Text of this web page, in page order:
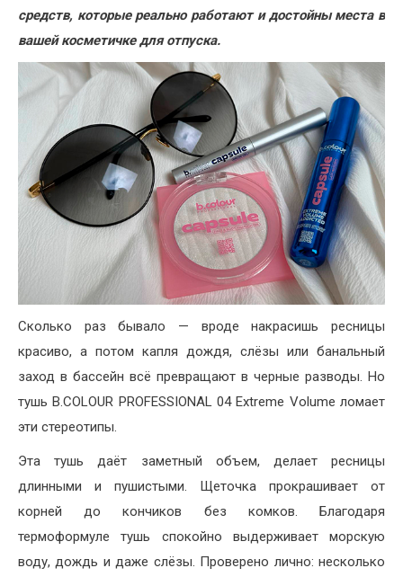
Недвижимость
средств, которые реально работают и достойны места в
вашей косметичке для отпуска.
Сколько раз бывало — вроде накрасишь ресницы
красиво, а потом капля дождя, слёзы или банальный
заход в бассейн всё превращают в черные разводы. Но
тушь B.COLOUR PROFESSIONAL 04 Extreme Volume ломает
эти стереотипы.
Эта тушь даёт заметный объем, делает ресницы
длинными и пушистыми. Щеточка прокрашивает от
корней до кончиков без комков. Благодаря
термоформуле тушь спокойно выдерживает морскую
воду, дождь и даже слёзы. Проверено лично: несколько